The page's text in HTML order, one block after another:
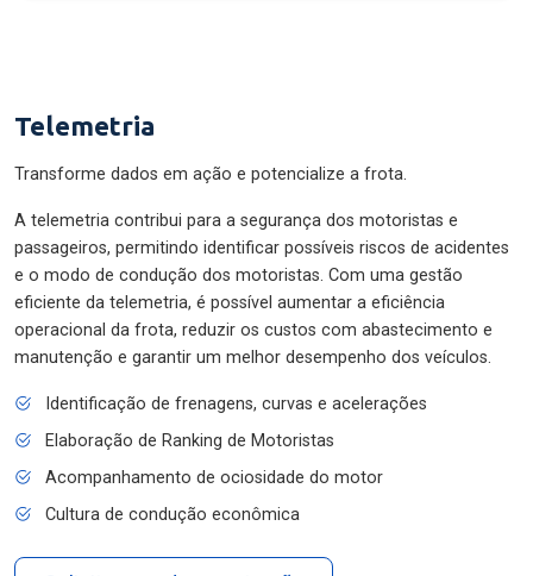
Telemetria
Transforme dados em ação e potencialize a frota.
A telemetria contribui para a segurança dos motoristas e
passageiros, permitindo identificar possíveis riscos de acidentes
e o modo de condução dos motoristas. Com uma gestão
eficiente da telemetria, é possível aumentar a eficiência
operacional da frota, reduzir os custos com abastecimento e
manutenção e garantir um melhor desempenho dos veículos.
Identificação de frenagens, curvas e acelerações
Elaboração de Ranking de Motoristas
Acompanhamento de ociosidade do motor
Cultura de condução econômica